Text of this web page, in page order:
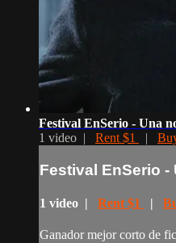
Festival EnSerio - Una
1 video | Rent $1 |
Festival EnSerio -
1 video | Rent $1 |
Ganador mejor corto de